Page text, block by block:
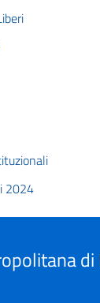
2024
di